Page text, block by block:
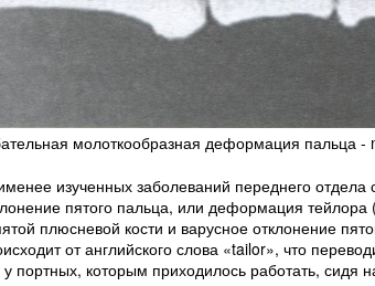
молоткообразная деформация пальца -
изученных заболеваний переднего
пятого пальца, или деформация
плюсневой кости и варусное отклонение
от английского слова «tailor», что
портных, которым приходилось работать, сидя